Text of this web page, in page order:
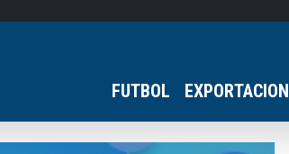
FUTBOL EXPORTACION